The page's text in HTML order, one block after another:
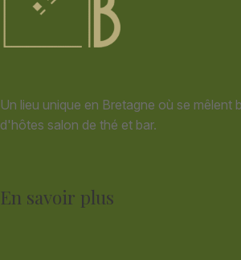
Un lieu unique en Bretagne où se mêlent
d'hôtes salon de thé et bar.
En savoir plus